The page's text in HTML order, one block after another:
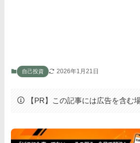
自己投資 2026年1月21日
【PR】この記事には広告を含む